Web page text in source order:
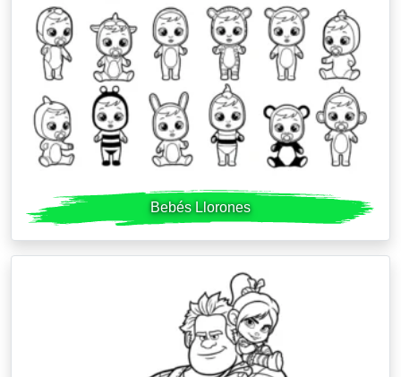
Bebés Llorones